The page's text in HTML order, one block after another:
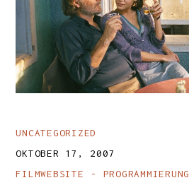
UNCATEGORIZED
OKTOBER 17, 2007
FILMWEBSITE
PROGRAMMIERUNG